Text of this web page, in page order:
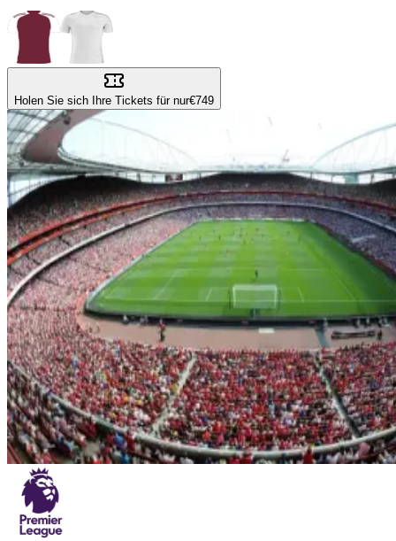
Holen Sie sich Ihre Tickets für nur€749